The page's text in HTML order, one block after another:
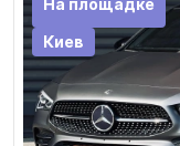
На площадке
Киев